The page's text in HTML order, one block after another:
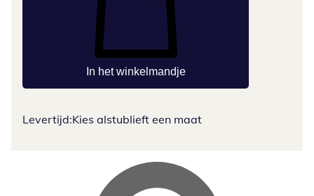
In het winkelmandje
Levertijd:Kies alstublieft een maat